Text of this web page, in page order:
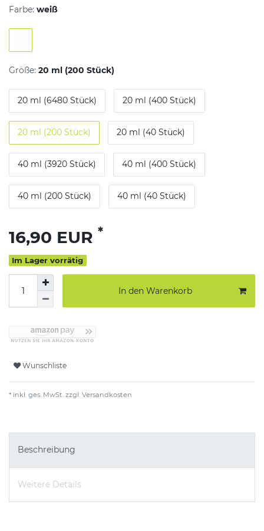
Farbe: weiß
Größe: 20 ml (200 Stück)
20 ml (6480 Stück) 20 ml (400 Stück)
20 ml (200 Stück) 20 ml (40 Stück)
40 ml (3920 Stück) 40 ml (400 Stück)
40 ml (200 Stück) 40 ml (40 Stück)
16,90 EUR *
Im Lager vorrätig
In den Warenkorb
Wunschliste
* inkl. ges. MwSt. zzgl. Versandkosten
Beschreibung
Weitere Details